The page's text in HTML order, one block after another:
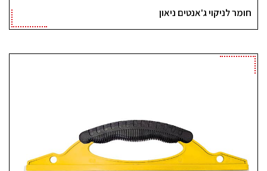
חומר לניקוי ג'אנטים ניאון